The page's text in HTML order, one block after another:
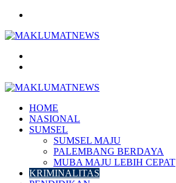
HOME
NASIONAL
SUMSEL
SUMSEL MAJU
PALEMBANG BERDAYA
MUBA MAJU LEBIH CEPAT
KRIMINALITAS